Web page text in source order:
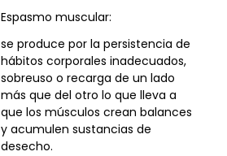
Espasmo muscular:
se produce por la persistencia de
hábitos corporales inadecuados,
sobreuso o recarga de un lado
más que del otro lo que lleva a
que los músculos crean balances
y acumulen sustancias de
desecho.